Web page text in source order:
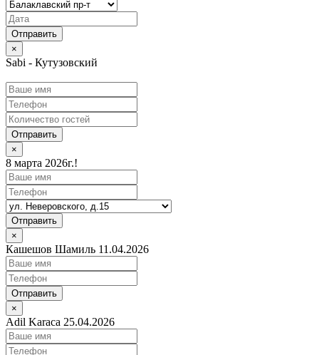
×
Sabi - Кутузовский
Отправить
×
8 марта 2026г.!
Отправить
×
Кашешов Шамиль 11.04.2026
Отправить
×
Adil Karaca 25.04.2026